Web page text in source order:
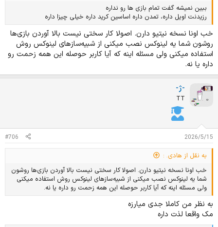
ببین نمیشه گفت تمام بازی ها رو نداره
رزیدنت اویل داره، تمدن داره اساسین کرید داره خیلی چیزا داره
خب اونا نسخه نیتیو دارن. اصولا کار سختی نیست بالا آوردن بازی‌ها
روشون شما یه لینوکس نصب میکنی از شبیه‌سازهای لینوکس روش
استفاده میکنی ولی مسئله اینه که آیا کاربر حوصله این همه زحمت رو
داره یا نه.
-ژ-
TT
2026/5/15
#706
به نقل از هادی. :
خب اونا نسخه نیتیو دارن. اصولا کار سختی نیست بالا آوردن بازی‌ها روشون
شما یه لینوکس نصب میکنی از شبیه‌سازهای لینوکس روش استفاده میکنی
ولی مسئله اینه که آیا کاربر حوصله این همه زحمت رو داره یا نه.
به نظر من کاملا جدی میارزه
مک واقعا لذت داره